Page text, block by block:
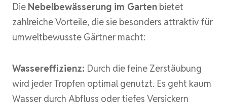
Die Nebelbewässerung im Garten bietet
zahlreiche Vorteile, die sie besonders attraktiv für
umweltbewusste Gärtner macht:
Wassereffizienz: Durch die feine Zerstäubung
wird jeder Tropfen optimal genutzt. Es geht kaum
Wasser durch Abfluss oder tiefes Versickern